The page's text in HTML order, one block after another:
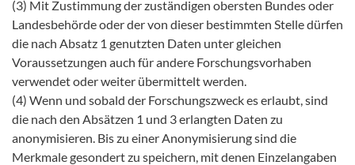
(3) Mit Zustimmung der zuständigen obersten Bundes oder
Landesbehörde oder der von dieser bestimmten Stelle dürfen
die nach Absatz 1 genutzten Daten unter gleichen
Voraussetzungen auch für andere Forschungsvorhaben
verwendet oder weiter übermittelt werden.
(4) Wenn und sobald der Forschungszweck es erlaubt, sind
die nach den Absätzen 1 und 3 erlangten Daten zu
anonymisieren. Bis zu einer Anonymisierung sind die
Merkmale gesondert zu speichern, mit denen Einzelangaben